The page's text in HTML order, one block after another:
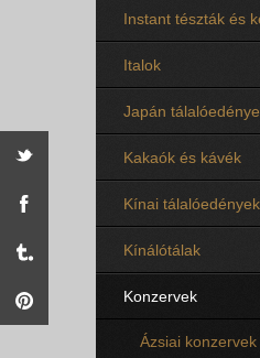
Instant tészták és
Italok
Japán
Kakaók és kávék
Kínai tálalóedények
Kínálótálak
Konzervek
Ázsiai konzervek